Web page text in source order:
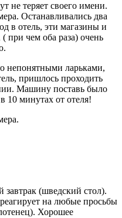
не теряет своего имени.
Останавливались два
в отель, эти магазины и
при чем оба раза) очень
непонятными ларьками,
пришлось проходить
Машину поставь было
10 минутах от отеля!
(шведский стол).
на любые просьбы
Хорошее